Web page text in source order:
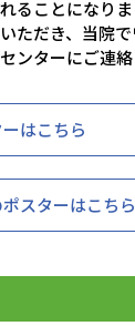
ることになりま
ただき、当院
ンターにご連絡
はこちら
スターはこちら